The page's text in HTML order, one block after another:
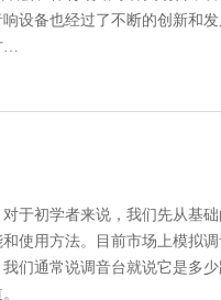
设备也经过了不断的创新和
…
于初学者来说，我们先从基
使用方法。目前市场上模拟
们通常说调音台就说它是多